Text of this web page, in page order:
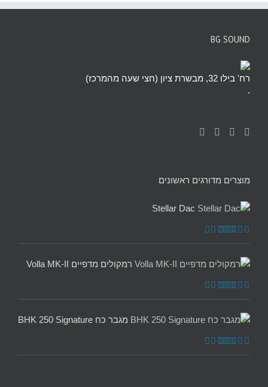
BG SOUND
רח' בילו 32, מבשרת ציון (חצי שעה מהמרכז)
.
מוצרים מדורגים ראשונים
Stellar Dac
דורג5.00
רמקולים מדפיים Volla MK-II
דורג5.00
מגבר כח BHK 250 Signature
דורג5.00